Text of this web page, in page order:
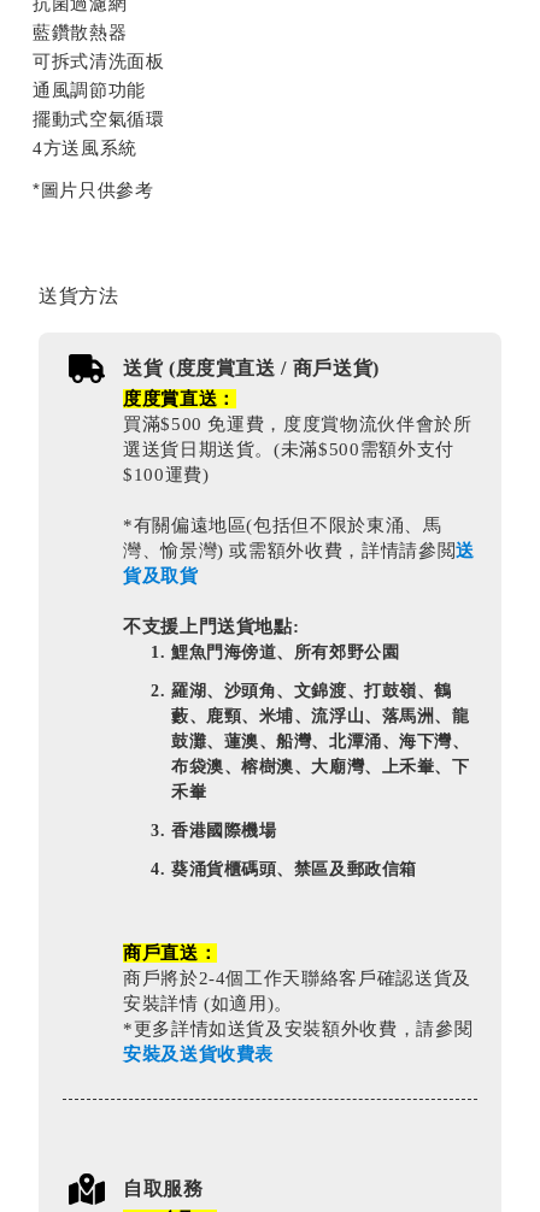
抗菌過濾網
藍鑽散熱器
可拆式清洗面板
通風調節功能
擺動式空氣循環
4方送風系統
*圖片只供參考
送貨方法
送貨 (度度賞直送 / 商戶送貨)
度度賞直送：
買滿$500 免運費，度度賞物流伙伴會於所
選送貨日期送貨。(未滿$500需額外支付
$100運費)
*有關偏遠地區(包括但不限於東涌、馬
灣、愉景灣) 或需額外收費，詳情請參閲送
貨及取貨
不支援上門送貨地點:
鯉魚門海傍道、所有郊野公園
羅湖、沙頭角、文錦渡、打鼓嶺、鶴
藪、鹿頸、米埔、流浮山、落馬洲、龍
鼓灘、蓮澳、船灣、北潭涌、海下灣、
布袋澳、榕樹澳、大廟灣、上禾輋、下
禾輋
香港國際機場
葵涌貨櫃碼頭、禁區及郵政信箱
商戶直送：
商戶將於2-4個工作天聯絡客戶確認送貨及
安裝詳情 (如適用)。
*更多詳情如送貨及安裝額外收費，請參閱
安裝及送貨收費表
自取服務